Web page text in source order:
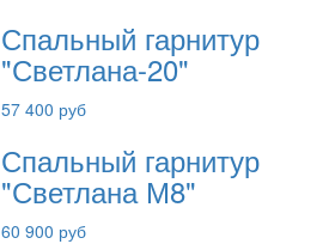
Спальный гарнитур
"Светлана-20"
57 400 руб
Спальный гарнитур
"Светлана М8"
60 900 руб